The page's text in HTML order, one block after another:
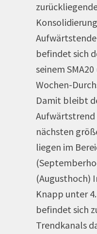
befindet sich
seinem
Wochen-
Damit bleibt
Aufwärtstrend
nächsten
liegen im
(Augusthoch)
Knapp unter
befindet sich
Trendkanals